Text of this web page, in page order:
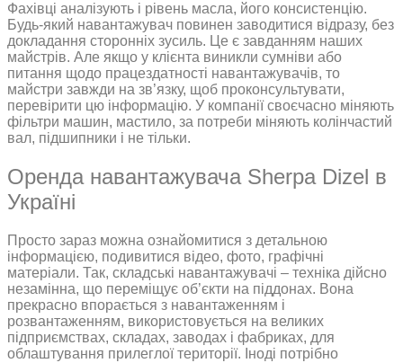
Фахівці аналізують і рівень масла, його консистенцію.
Будь-який навантажувач повинен заводитися відразу, без
докладання сторонніх зусиль. Це є завданням наших
майстрів. Але якщо у клієнта виникли сумніви або
питання щодо працездатності навантажувачів, то
майстри завжди на зв’язку, щоб проконсультувати,
перевірити цю інформацію. У компанії своєчасно міняють
фільтри машин, мастило, за потреби міняють колінчастий
вал, підшипники і не тільки.
Оренда навантажувача Sherpa Dizel в
Україні
Просто зараз можна ознайомитися з детальною
інформацією, подивитися відео, фото, графічні
матеріали. Так, складські навантажувачі – техніка дійсно
незамінна, що переміщує об’єкти на піддонах. Вона
прекрасно впорається з навантаженням і
розвантаженням, використовується на великих
підприємствах, складах, заводах і фабриках, для
облаштування прилеглої території. Іноді потрібно